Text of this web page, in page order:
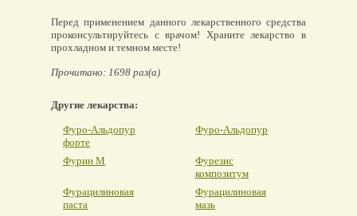
Перед применением данного лекарственного средства
проконсультируйтесь с врачом! Храните лекарство в
прохладном и темном месте!
Прочитано: 1698 раз(а)
Другие лекарства:
Фуро-Альдопур
форте
Фуро-Альдопур
Фурин М
Фурезис
композитум
Фурацилиновая
паста
Фурацилиновая
мазь